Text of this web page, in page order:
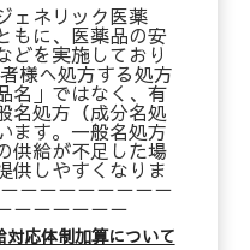
ェネリック医薬
もに、医薬品の安
どを実施しており
様へ処方する処方
名」ではなく、有
名処方（成分名処
ます。一般名処方
供給が不足した場
供しやすくなりま
－－－－－－－－
－－－－－－
応体制加算について